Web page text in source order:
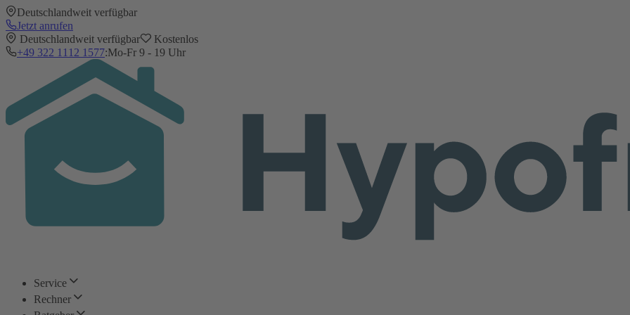
Deutschlandweit verfügbar
Jetzt anrufen
Deutschlandweit verfügbar
Kostenlos
+49 322 1112 1577:Mo-Fr 9 - 19 Uhr
Service
Rechner